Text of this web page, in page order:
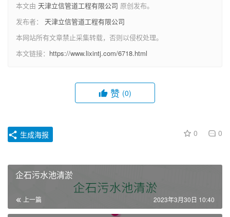
本文由 天津立信管道工程有限公司 原创发布。
发布者： 天津立信管道工程有限公司
本网站所有文章禁止采集转载，否则以侵权处理。
本文链接： https://www.lixintj.com/6718.html
赞 (0)
0 0
生成海报
企石污水池清淤
上一篇 2023年3月30日 10:40